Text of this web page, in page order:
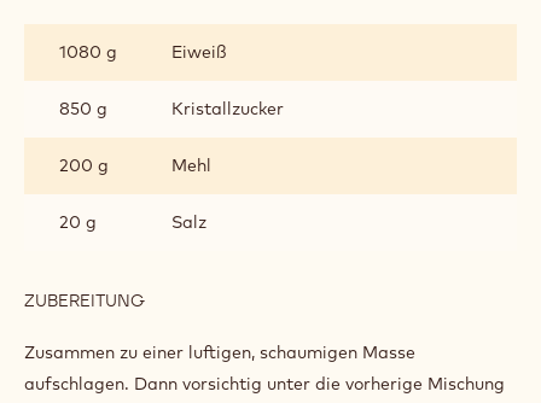
1080 g
Eiweiß
850 g Kristallzucker
200 g Mehl
20 g Salz
ZUBEREITUNG
Zusammen zu einer luftigen, schaumigen Masse
aufschlagen. Dann vorsichtig unter die vorherige Mischung